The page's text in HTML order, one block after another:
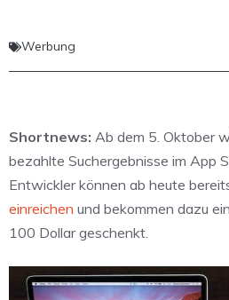
Werbung
Shortnews: Ab dem 5. Oktober
bezahlte Suchergebnisse im App
Entwickler können ab heute
einreichen und bekommen dazu
100 Dollar geschenkt.